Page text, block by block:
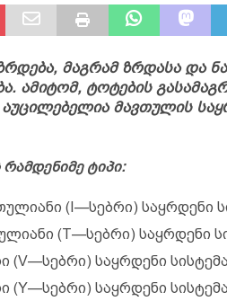
მაგრამ ზრდასა და
ამიტომ, ტოტების
მავთულის
ტიპი:
(I—სებრი) საყრდენი
(T—სებრი) საყრდენი
(V—სებრი) საყრდენი
(Y—სებრი) საყრდენი